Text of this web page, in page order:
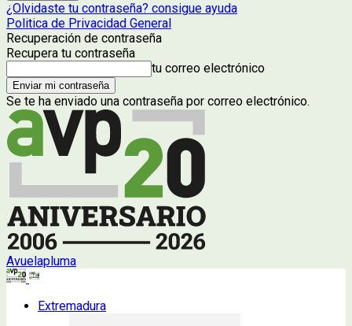
¿Olvidaste tu contraseña? consigue ayuda
Politica de Privacidad General
Recuperación de contraseña
Recupera tu contraseña
tu correo electrónico
Se te ha enviado una contraseña por correo electrónico.
Avuelapluma
Extremadura